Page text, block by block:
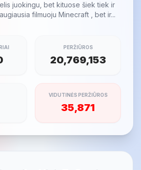
juokingu, bet kituose šiek tiek ir
filmuoju Minecraft , bet ir...
PERŽIŪROS
20,769,153
VIDUTINĖS PERŽIŪROS
35,871